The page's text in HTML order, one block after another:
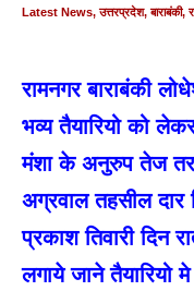
Latest News,उत्तरप्रदेश,बाराबंकी,
रामनगर बाराबंकी
भव्य तैयारियो को
मंशा के अनुरुप तेज
अग्रवाल तहसील दार
प्रकाश तिवारी दिन
लगाये जाने तैयारियो